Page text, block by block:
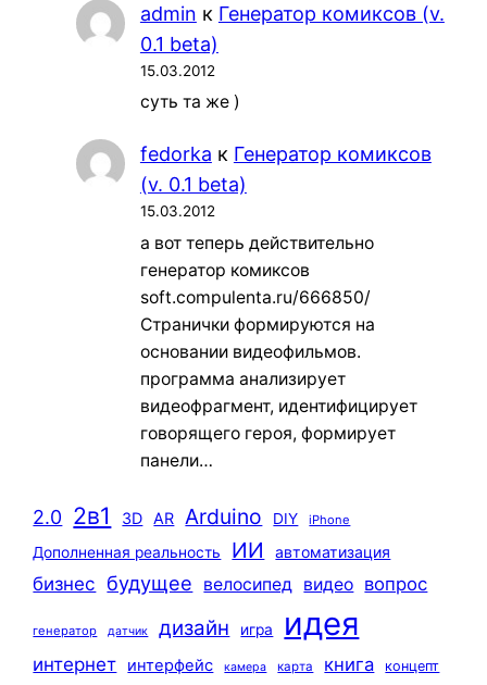
admin к Генератор комиксов (v.
0.1 beta)
15.03.2012
суть та же )
fedorka к Генератор комиксов
(v. 0.1 beta)
15.03.2012
а вот теперь действительно
генератор комиксов
soft.compulenta.ru/666850/
Странички формируются на
основании видеофильмов.
программа анализирует
видеофрагмент, идентифицирует
говорящего героя, формирует
панели…
2.0 2в1 3D AR Arduino DIY iPhone
Дополненная реальность ИИ автоматизация
бизнес будущее велосипед видео вопрос
генератор датчик дизайн игра идея
интернет интерфейс камера карта книга
концепт